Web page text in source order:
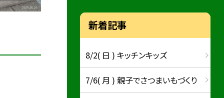
新着記事
8/2( 日 ) キッチンキッズ
7/6( 月 ) 親子でさつまいもづくり